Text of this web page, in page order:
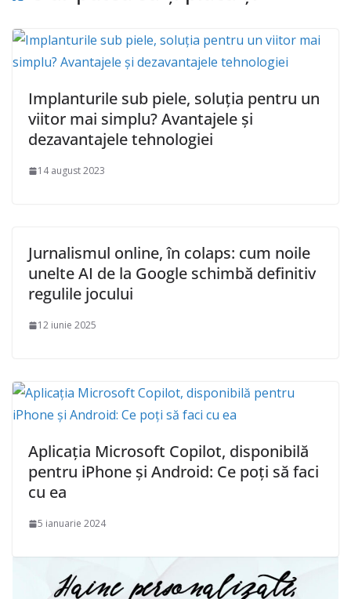
Implanturile sub piele, soluția pentru un
viitor mai simplu? Avantajele și
dezavantajele tehnologiei
14 august 2023
Jurnalismul online, în colaps: cum noile
unelte AI de la Google schimbă definitiv
regulile jocului
12 iunie 2025
Aplicația Microsoft Copilot, disponibilă
pentru iPhone și Android: Ce poți să faci
cu ea
5 ianuarie 2024